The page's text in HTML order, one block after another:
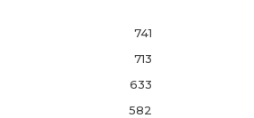
741
713
633
582